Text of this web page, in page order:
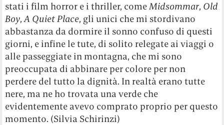
stati i film horror e i thriller, comeMidsommar, Old
Boy,A Quiet Place, gli unici che mi stordivano
abbastanza da dormire il sonno confuso di questi
giorni, e infine le tute, di solito relegate ai viaggi o
alle passeggiate in montagna, che mi sono
preoccupata di abbinare per colore per non
perdere del tutto la dignità. In realtà erano tutte
nere, ma ne ho trovata una verde che
evidentemente avevo comprato proprio per questo
momento. (Silvia Schirinzi)